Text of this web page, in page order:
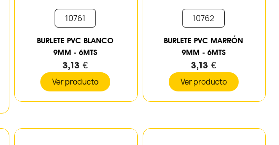
10761
BURLETE PVC BLANCO
9MM - 6MTS
3,13 €
Ver producto
10762
BURLETE PVC MARRÓN
9MM - 6MTS
3,13 €
Ver producto